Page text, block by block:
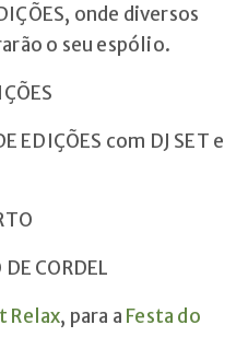
onde diversos
o seu espólio.
EDIÇÕES com DJ SET e
CORDEL
Relax, para a Festa do